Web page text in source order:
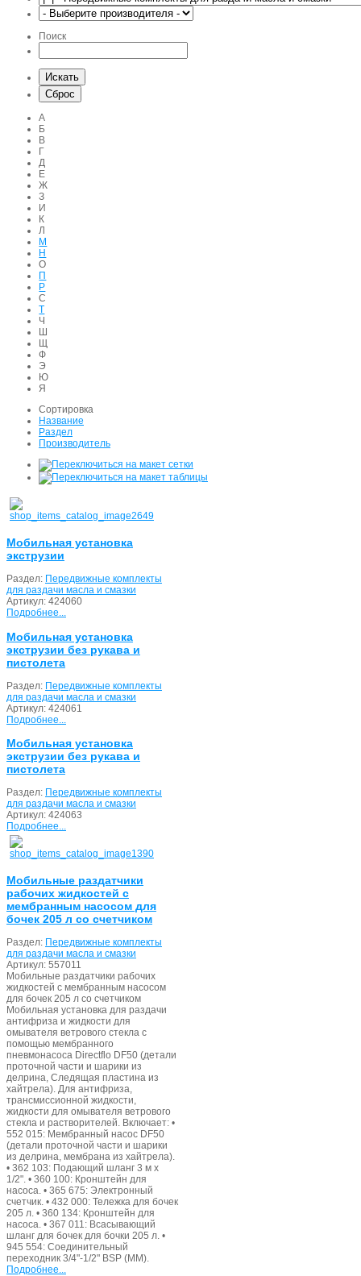
Поиск
А
Б
В
Г
Д
Е
Ж
З
И
К
Л
М
Н
О
П
Р
С
Т
Ч
Ш
Щ
Ф
Э
Ю
Я
Сортировка
Название
Раздел
Производитель
Мобильная установка
экструзии
Раздел: Передвижные комплекты
для раздачи масла и смазки
Артикул: 424060
Подробнее...
Мобильная установка
экструзии без рукава и
пистолета
Раздел: Передвижные комплекты
для раздачи масла и смазки
Артикул: 424061
Подробнее...
Мобильная установка
экструзии без рукава и
пистолета
Раздел: Передвижные комплекты
для раздачи масла и смазки
Артикул: 424063
Подробнее...
Мобильные раздатчики
рабочих жидкостей с
мембранным насосом для
бочек 205 л со счетчиком
Раздел: Передвижные комплекты
для раздачи масла и смазки
Артикул: 557011
Мобильные раздатчики рабочих
жидкостей с мембранным насосом
для бочек 205 л со счетчиком
Мобильная установка для раздачи
антифриза и жидкости для
омывателя ветрового стекла с
помощью мембранного
пневмонасоса Directflo DF50 (детали
проточной части и шарики из
делрина, Следящая пластина из
хайтрела). Для антифриза,
трансмиссионной жидкости,
жидкости для омывателя ветрового
стекла и растворителей. Включает: •
552 015: Мембранный насос DF50
(детали проточной части и шарики
из делрина, мембрана из хайтрела).
• 362 103: Подающий шланг 3 м x
1/2". • 360 100: Кронштейн для
насоса. • 365 675: Электронный
счетчик. • 432 000: Тележка для бочек
205 л. • 360 134: Кронштейн для
насоса. • 367 011: Всасывающий
шланг для бочек для бочки 205 л. •
945 554: Соединительный
переходник 3/4"-1/2" BSP (MM).
Подробнее...